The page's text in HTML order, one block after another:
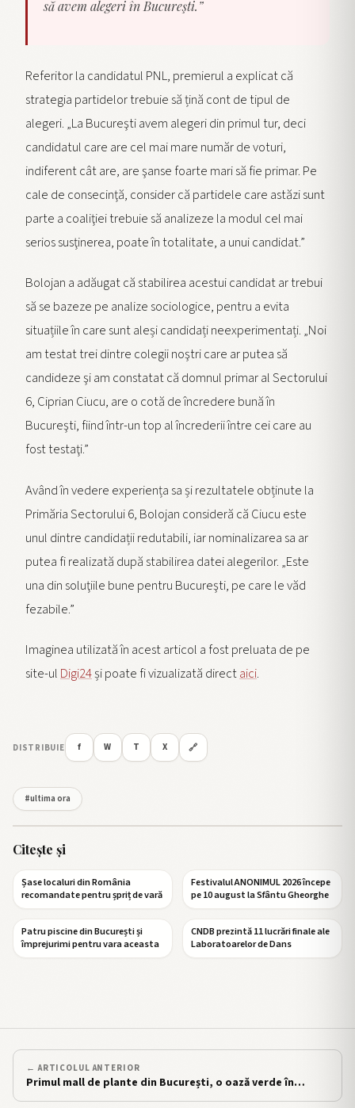
să avem alegeri în Bucureşti.”
Referitor la candidatul PNL, premierul a explicat că
strategia partidelor trebuie să țină cont de tipul de
alegeri. „La Bucureşti avem alegeri din primul tur, deci
candidatul care are cel mai mare număr de voturi,
indiferent cât are, are şanse foarte mari să fie primar. Pe
cale de consecinţă, consider că partidele care astăzi sunt
parte a coaliţiei trebuie să analizeze la modul cel mai
serios susţinerea, poate în totalitate, a unui candidat.”
Bolojan a adăugat că stabilirea acestui candidat ar trebui
să se bazeze pe analize sociologice, pentru a evita
situațiile în care sunt aleși candidați neexperimentați. „Noi
am testat trei dintre colegii noştri care ar putea să
candideze şi am constatat că domnul primar al Sectorului
6, Ciprian Ciucu, are o cotă de încredere bună în
Bucureşti, fiind într-un top al încrederii între cei care au
fost testaţi.”
Având în vedere experiența sa și rezultatele obținute la
Primăria Sectorului 6, Bolojan consideră că Ciucu este
unul dintre candidații redutabili, iar nominalizarea sa ar
putea fi realizată după stabilirea datei alegerilor. „Este
una din soluţiile bune pentru Bucureşti, pe care le văd
fezabile.”
Imaginea utilizată în acest articol a fost preluata de pe
site-ulDigi24și poate fi vizualizată directaici.
DISTRIBUIE f W T X 🔗
#ultima ora
Citește și
Șase localuri din România
recomandate pentru șpriț de vară
Festivalul ANONIMUL 2026 începe
pe 10 august la Sfântu Gheorghe
Patru piscine din București și
împrejurimi pentru vara aceasta
CNDB prezintă 11 lucrări finale ale
Laboratoarelor de Dans
← ARTICOLUL ANTERIOR
Primul mall de plante din București, o oază verde în…